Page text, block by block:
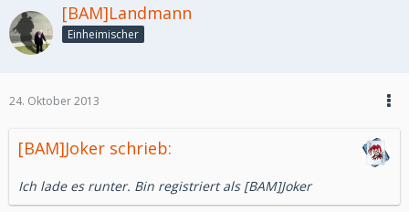
[BAM]Landmann
Einheimischer
24. Oktober 2013
[BAM]Joker schrieb:
Ich lade es runter. Bin registriert als [BAM]Joker